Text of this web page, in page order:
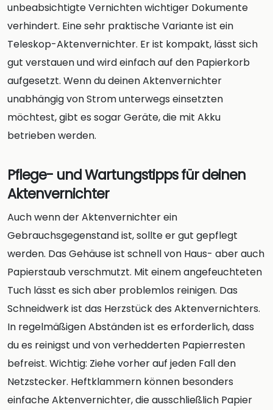
unbeabsichtigte Vernichten wichtiger Dokumente
verhindert. Eine sehr praktische Variante ist ein
Teleskop-Aktenvernichter. Er ist kompakt, lässt sich
gut verstauen und wird einfach auf den Papierkorb
aufgesetzt. Wenn du deinen Aktenvernichter
unabhängig von Strom unterwegs einsetzten
möchtest, gibt es sogar Geräte, die mit Akku
betrieben werden.
Pflege- und Wartungstipps für deinen
Aktenvernichter
Auch wenn der Aktenvernichter ein
Gebrauchsgegenstand ist, sollte er gut gepflegt
werden. Das Gehäuse ist schnell von Haus- aber auch
Papierstaub verschmutzt. Mit einem angefeuchteten
Tuch lässt es sich aber problemlos reinigen. Das
Schneidwerk ist das Herzstück des Aktenvernichters.
In regelmäßigen Abständen ist es erforderlich, dass
du es reinigst und von verhedderten Papierresten
befreist. Wichtig: Ziehe vorher auf jeden Fall den
Netzstecker. Heftklammern können besonders
einfache Aktenvernichter, die ausschließlich Papier